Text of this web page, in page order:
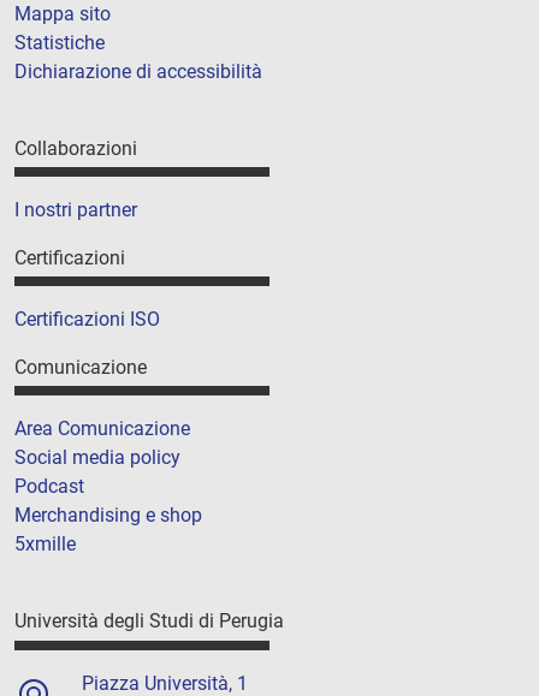
Mappa sito
Statistiche
Dichiarazione di accessibilità
Collaborazioni
I nostri partner
Certificazioni
Certificazioni ISO
Comunicazione
Area Comunicazione
Social media policy
Podcast
Merchandising e shop
5xmille
Università degli Studi di Perugia
Piazza Università, 1